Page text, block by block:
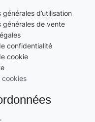
générales d’utilisation
générales de vente
confidentialité
cookie
cookies